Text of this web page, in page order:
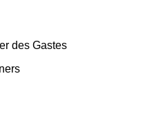
des Gastes